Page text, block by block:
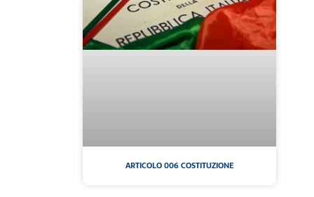
ARTICOLO 006 COSTITUZIONE